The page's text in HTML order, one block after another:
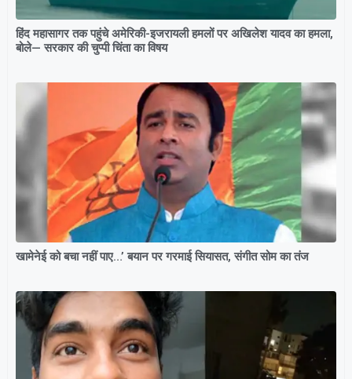
हिंद महासागर तक पहुंचे अमेरिकी-इजरायली हमलों पर अखिलेश यादव का हमला,
बोले— सरकार की चुप्पी चिंता का विषय
खामेनेई को बचा नहीं पाए…’ बयान पर गरमाई सियासत, संगीत सोम का तंज